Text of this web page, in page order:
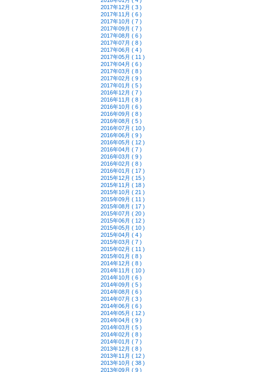
2017年12月 ( 3 )
2017年11月 ( 6 )
2017年10月 ( 7 )
2017年09月 ( 7 )
2017年08月 ( 6 )
2017年07月 ( 8 )
2017年06月 ( 4 )
2017年05月 ( 11 )
2017年04月 ( 6 )
2017年03月 ( 8 )
2017年02月 ( 9 )
2017年01月 ( 5 )
2016年12月 ( 7 )
2016年11月 ( 8 )
2016年10月 ( 6 )
2016年09月 ( 8 )
2016年08月 ( 5 )
2016年07月 ( 10 )
2016年06月 ( 9 )
2016年05月 ( 12 )
2016年04月 ( 7 )
2016年03月 ( 9 )
2016年02月 ( 8 )
2016年01月 ( 17 )
2015年12月 ( 15 )
2015年11月 ( 18 )
2015年10月 ( 21 )
2015年09月 ( 11 )
2015年08月 ( 17 )
2015年07月 ( 20 )
2015年06月 ( 12 )
2015年05月 ( 10 )
2015年04月 ( 4 )
2015年03月 ( 7 )
2015年02月 ( 11 )
2015年01月 ( 8 )
2014年12月 ( 8 )
2014年11月 ( 10 )
2014年10月 ( 6 )
2014年09月 ( 5 )
2014年08月 ( 6 )
2014年07月 ( 3 )
2014年06月 ( 6 )
2014年05月 ( 12 )
2014年04月 ( 9 )
2014年03月 ( 5 )
2014年02月 ( 8 )
2014年01月 ( 7 )
2013年12月 ( 8 )
2013年11月 ( 12 )
2013年10月 ( 38 )
2013年09月 ( 9 )